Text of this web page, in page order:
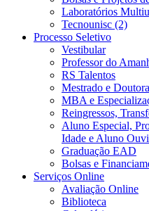
Laboratórios
Tecnounisc (2)
Processo Seletivo
Vestibular
Professor do
RS Talentos
Mestrado e
MBA e
Reingressos,
Aluno Especial,
Idade e Aluno
Graduação EAD
Bolsas e
Serviços Online
Avaliação Online
Biblioteca